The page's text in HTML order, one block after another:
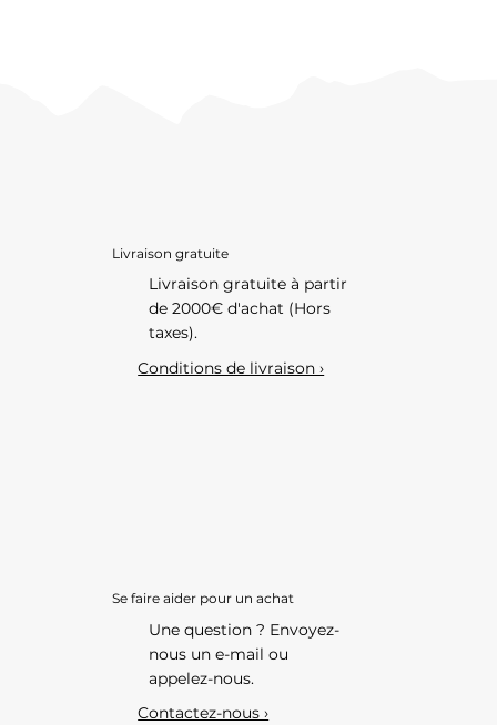
Livraison gratuite
Livraison gratuite à partir
de 2000€ d'achat (Hors
taxes).
Conditions de livraison ›
Se faire aider pour un achat
Une question ? Envoyez-
nous un e-mail ou
appelez-nous.
Contactez-nous ›